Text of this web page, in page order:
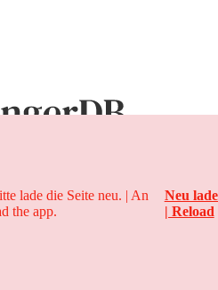
lade die Seite neu. | An
the app.
Neu
| Reload